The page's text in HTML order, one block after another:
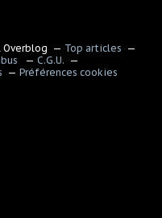
Top articles
C.G.U.
Préférences cookies